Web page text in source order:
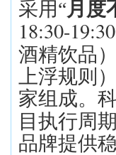
采用“月度
18:30-19:30
酒精饮品）
上浮规则
家组成。
目执行周
品牌提供